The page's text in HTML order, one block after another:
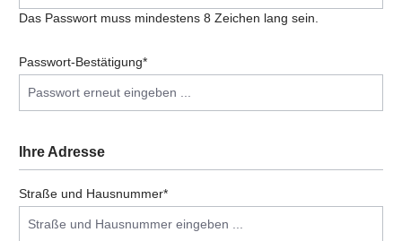
Das Passwort muss mindestens 8 Zeichen lang sein.
Passwort-Bestätigung*
Ihre Adresse
Straße und Hausnummer*